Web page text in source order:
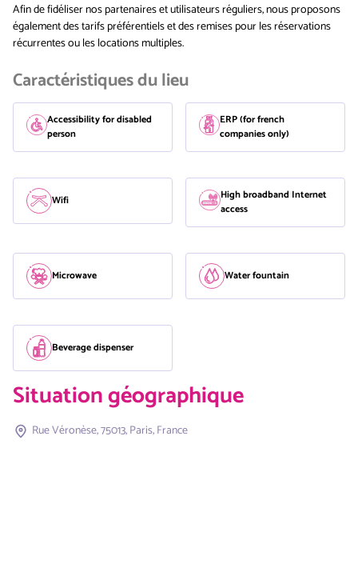
Afin de fidéliser nos partenaires et utilisateurs réguliers, nous proposons
également des tarifs préférentiels et des remises pour les réservations
récurrentes ou les locations multiples.
Caractéristiques du lieu
Accessibility for disabled
person
ERP (for french
companies only)
Wifi
High broadband Internet
access
Microwave Water fountain
Beverage dispenser
Situation géographique
Rue Véronèse, 75013, Paris, France